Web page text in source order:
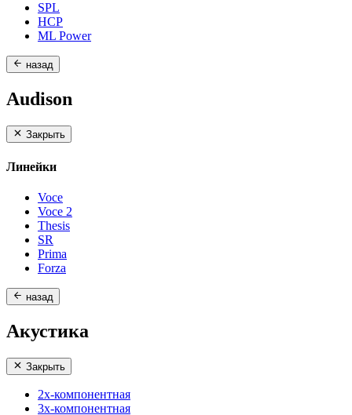
SPL
HCP
ML Power
назад
Audison
Закрыть
Линейки
Voce
Voce 2
Thesis
SR
Prima
Forza
назад
Акустика
Закрыть
2х-компонентная
3х-компонентная